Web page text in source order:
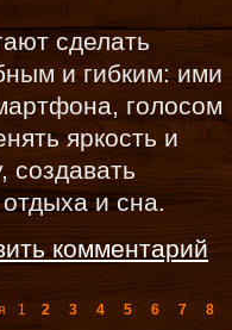
сделать
и гибким: ими
голосом
яркость и
создавать
и сна.
комментарий
1 2 3 4 5 6 7 8